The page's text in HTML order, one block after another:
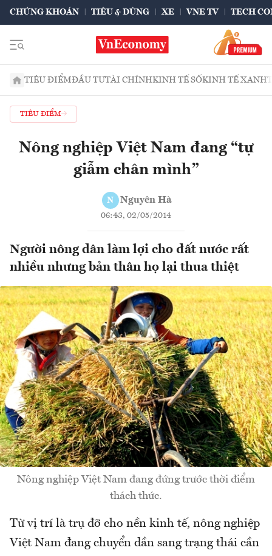
CHỨNG KHOÁN TIÊU & DÙNG XE VNE TV TECH
TIÊU ĐIỂMĐẦU TƯTÀI CHÍNHKINH TẾ SỐKINH TẾ XANH
TIÊU ĐIỂM
Nông nghiệp Việt Nam đang “tự
giẫm chân mình”
N Nguyên Hà
06:43, 02/05/2014
Người nông dân làm lợi cho đất nước rất
nhiều nhưng bản thân họ lại thua thiệt
Nông nghiệp Việt Nam đang đứng trước thời điểm
thách thức.
Từ vị trí là trụ đỡ cho nền kinh tế, nông nghiệp
Việt Nam đang chuyển dần sang trạng thái cần